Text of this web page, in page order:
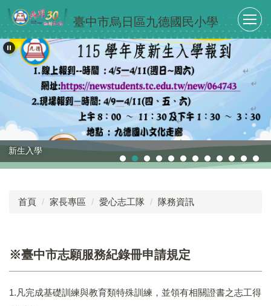
跳
到
主
要
內
區
臺中市烏日區九德國民小學
新生入學
首頁 家長專區 愛心志工隊 隊務資訊
※臺中市志願服務紀錄冊申請規定
1.凡完成基礎訓練與教育類特殊訓練，並領有相關證書之志工得